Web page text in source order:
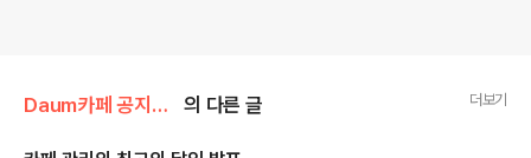
Daum카페 공지사항/이벤트 발표 의 다른 글 더보기